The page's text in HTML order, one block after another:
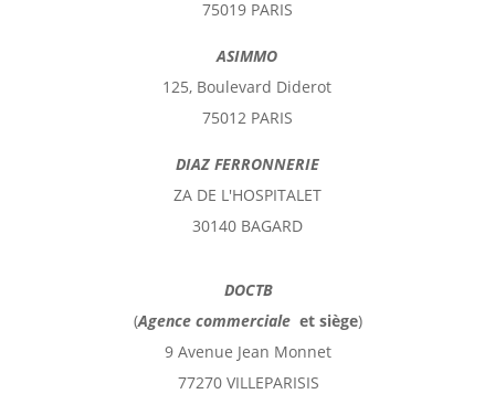
75019 PARIS
ASIMMO
125, Boulevard Diderot
75012 PARIS
DIAZ FERRONNERIE
ZA DE L'HOSPITALET
30140 BAGARD
DOCTB
(Agence commerciale et siège)
9 Avenue Jean Monnet
77270 VILLEPARISIS